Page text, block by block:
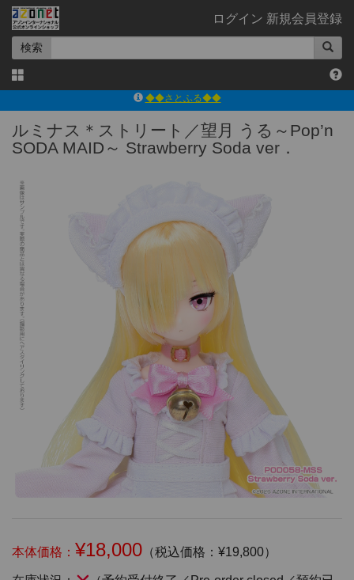
ログイン 新規会員登録
検索
アゾンダイレクトストア
ｱｿﾞﾝｵﾝﾗｲﾝｼｮｯﾌﾟX
ルミナス＊ストリート／望月 うる～Pop’n
SODA MAID～ Strawberry Soda ver．
本体価格： ¥18,000 （税込価格：¥19,800）